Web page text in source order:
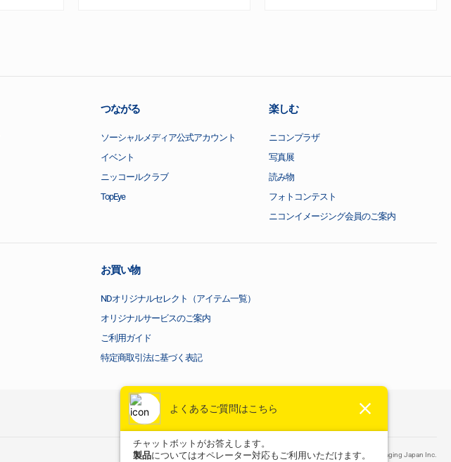
つながる
ソーシャルメディア公式アカウント
イベント
ニッコールクラブ
TopEye
楽しむ
ニコンプラザ
写真展
読み物
フォトコンテスト
ニコンイメージング会員のご案内
お買い物
NDオリジナルセレクト（アイテム一覧）
オリジナルサービスのご案内
ご利用ガイド
特定商取引法に基づく表記
©Nikon Corporation / Nikon Imaging Japan Inc.